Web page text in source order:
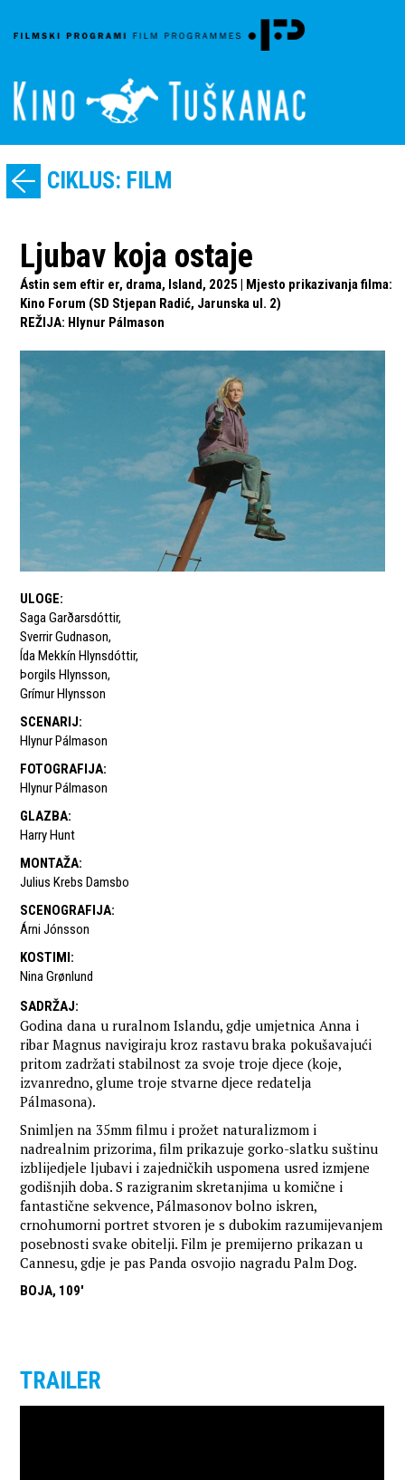
CIKLUS: FILM
Ljubav koja ostaje
Ástin sem eftir er, drama, Island, 2025 | Mjesto prikazivanja filma:
Kino Forum (SD Stjepan Radić, Jarunska ul. 2)
REŽIJA: Hlynur Pálmason
ULOGE:
Saga Garðarsdóttir,
Sverrir Gudnason,
Ída Mekkín Hlynsdóttir,
Þorgils Hlynsson,
Grímur Hlynsson
SCENARIJ:
Hlynur Pálmason
FOTOGRAFIJA:
Hlynur Pálmason
GLAZBA:
Harry Hunt
MONTAŽA:
Julius Krebs Damsbo
SCENOGRAFIJA:
Árni Jónsson
KOSTIMI:
Nina Grønlund
SADRŽAJ:
Godina dana u ruralnom Islandu, gdje umjetnica Anna i
ribar Magnus navigiraju kroz rastavu braka pokušavajući
pritom zadržati stabilnost za svoje troje djece (koje,
izvanredno, glume troje stvarne djece redatelja
Pálmasona).
Snimljen na 35mm filmu i prožet naturalizmom i
nadrealnim prizorima, film prikazuje gorko-slatku suštinu
izblijedjele ljubavi i zajedničkih uspomena usred izmjene
godišnjih doba. S razigranim skretanjima u komične i
fantastične sekvence, Pálmasonov bolno iskren,
crnohumorni portret stvoren je s dubokim razumijevanjem
posebnosti svake obitelji. Film je premijerno prikazan u
Cannesu, gdje je pas Panda osvojio nagradu Palm Dog.
BOJA, 109'
TRAILER